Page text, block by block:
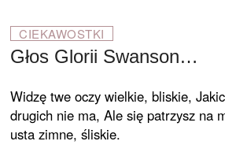
CIEKAWOSTKI
Głos Glorii Swanson…
Widzę twe oczy wielkie, bliskie,
drugich nie ma, Ale się patrzysz na
usta zimne, śliskie.